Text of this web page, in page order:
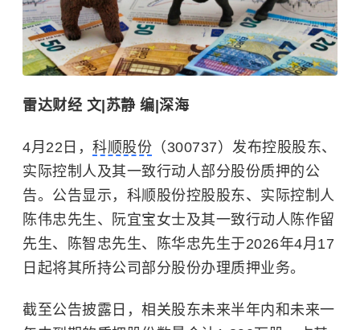
雷达财经 文|苏静 编|深海
4月22日， 科顺股份 （300737）发布控股股东、
实际控制人及其一致行动人部分股份质押的公
告。公告显示，科顺股份控股股东、实际控制人
陈伟忠先生、阮宜宝女士及其一致行动人陈作留
先生、陈智忠先生、陈华忠先生于2026年4月17
日起将其所持公司部分股份办理质押业务。
截至公告披露日，相关股东未来半年内和未来一